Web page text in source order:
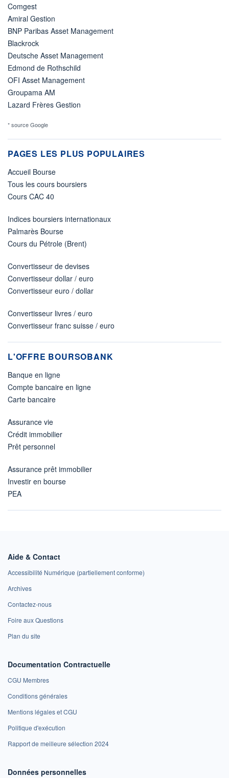
Comgest
Amiral Gestion
BNP Paribas Asset Management
Blackrock
Deutsche Asset Management
Edmond de Rothschild
OFI Asset Management
Groupama AM
Lazard Frères Gestion
* source Google
PAGES LES PLUS POPULAIRES
Accueil Bourse
Tous les cours boursiers
Cours CAC 40
Indices boursiers internationaux
Palmarès Bourse
Cours du Pétrole (Brent)
Convertisseur de devises
Convertisseur dollar / euro
Convertisseur euro / dollar
Convertisseur livres / euro
Convertisseur franc suisse / euro
L'OFFRE BOURSOBANK
Banque en ligne
Compte bancaire en ligne
Carte bancaire
Assurance vie
Crédit immobilier
Prêt personnel
Assurance prêt immobilier
Investir en bourse
PEA
Aide & Contact
Accessibilité Numérique (partiellement conforme)
Archives
Contactez-nous
Foire aux Questions
Plan du site
Documentation Contractuelle
CGU Membres
Conditions générales
Mentions légales et CGU
Politique d'exécution
Rapport de meilleure sélection 2024
Données personnelles